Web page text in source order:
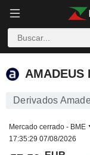
AMADEUS IT
AMADEUS
Derivados
Mercado cerrado - BME
17:35:29 07/08/2026